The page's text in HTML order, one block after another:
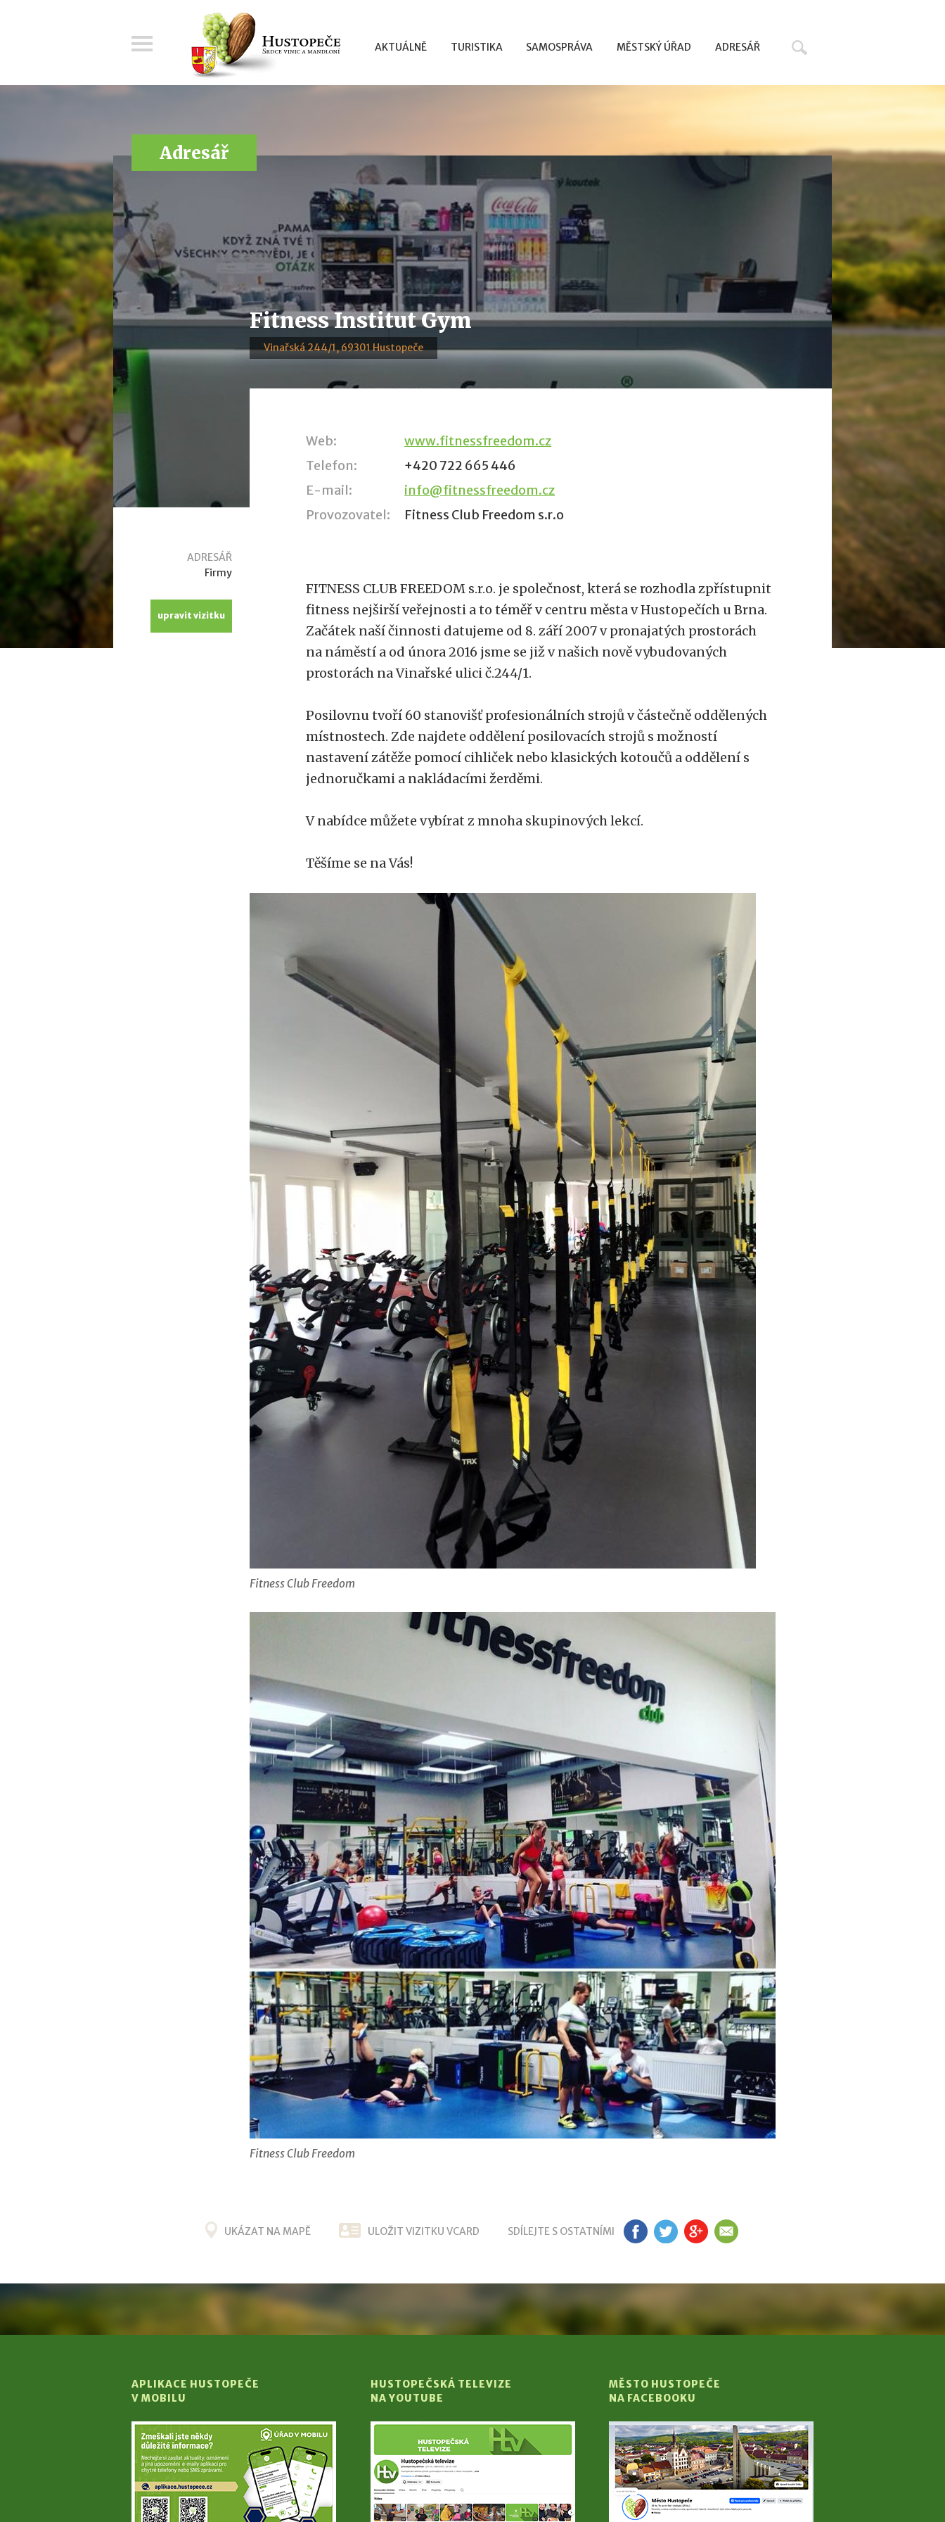
AKTUÁLNĚ TURISTIKA SAMOSPRÁVA MĚSTSKÝ ÚŘAD ADRESÁŘ
Adresář
Fitness Institut Gym
Vinařská 244/1, 69301 Hustopeče
ADRESÁŘ
Firmy
upravit vizitku
Web:
www.fitnessfreedom.cz
Telefon:
+420 722 665 446
E-mail:
info@fitnessfreedom.cz
Provozovatel:
Fitness Club Freedom s.r.o
FITNESS CLUB FREEDOM s.r.o. je společnost, která se rozhodla zpřístupnit
fitness nejširší veřejnosti a to téměř v centru města v Hustopečích u Brna.
Začátek naší činnosti datujeme od 8. září 2007 v pronajatých prostorách
na náměstí a od února 2016 jsme se již v našich nově vybudovaných
prostorách na Vinařské ulici č.244/1.
Posilovnu tvoří 60 stanovišť profesionálních strojů v částečně oddělených
místnostech. Zde najdete oddělení posilovacích strojů s možností
nastavení zátěže pomocí cihliček nebo klasických kotoučů a oddělení s
jednoručkami a nakládacími žerděmi.
V nabídce můžete vybírat z mnoha skupinových lekcí.
Těšíme se na Vás!
Fitness Club Freedom
Fitness Club Freedom
UKÁZAT NA MAPĚ ULOŽIT VIZITKU VCARD SDÍLEJTE S OSTATNÍMI FB TW G+ EM
APLIKACE HUSTOPEČE
V MOBILU
HUSTOPEČSKÁ TELEVIZE
NA YOUTUBE
MĚSTO HUSTOPEČE
NA FACEBOOKU